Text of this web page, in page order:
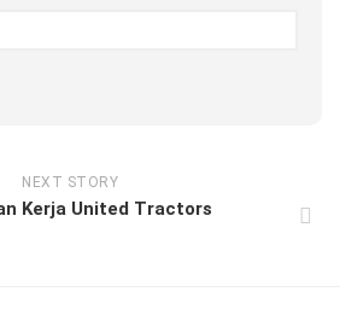
NEXT STORY
Kerja United Tractors